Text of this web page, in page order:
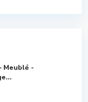
Meublé -